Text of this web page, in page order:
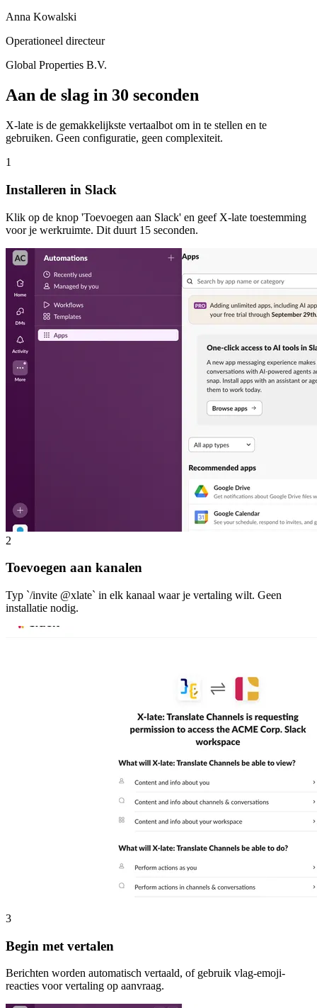
Anna Kowalski
Operationeel directeur
Global Properties B.V.
Aan de slag in 30 seconden
X-late is de gemakkelijkste vertaalbot om in te stellen en te
gebruiken. Geen configuratie, geen complexiteit.
1
Installeren in Slack
Klik op de knop 'Toevoegen aan Slack' en geef X-late toestemming
voor je werkruimte. Dit duurt 15 seconden.
2
Toevoegen aan kanalen
Typ `/invite @xlate` in elk kanaal waar je vertaling wilt. Geen
installatie nodig.
3
Begin met vertalen
Berichten worden automatisch vertaald, of gebruik vlag-emoji-
reacties voor vertaling op aanvraag.